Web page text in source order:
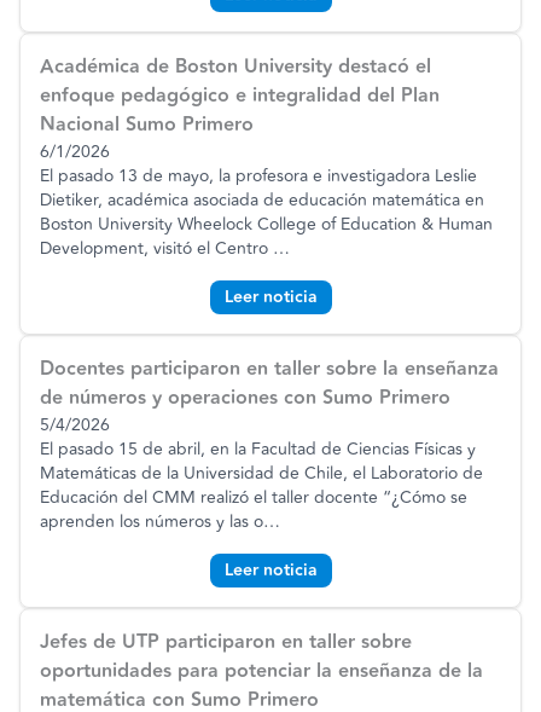
Académica de Boston University destacó el
enfoque pedagógico e integralidad del Plan
Nacional Sumo Primero
6/1/2026
El pasado 13 de mayo, la profesora e investigadora Leslie
Dietiker, académica asociada de educación matemática en
Boston University Wheelock College of Education & Human
Development, visitó el Centro …
Leer noticia
Docentes participaron en taller sobre la enseñanza
de números y operaciones con Sumo Primero
5/4/2026
El pasado 15 de abril, en la Facultad de Ciencias Físicas y
Matemáticas de la Universidad de Chile, el Laboratorio de
Educación del CMM realizó el taller docente “¿Cómo se
aprenden los números y las o…
Leer noticia
Jefes de UTP participaron en taller sobre
oportunidades para potenciar la enseñanza de la
matemática con Sumo Primero